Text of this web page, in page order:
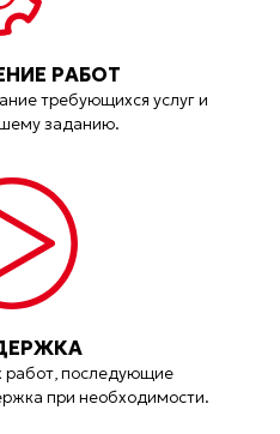
РАБОТ
требующихся услуг и
заданию.
работ, последующие
при необходимости.